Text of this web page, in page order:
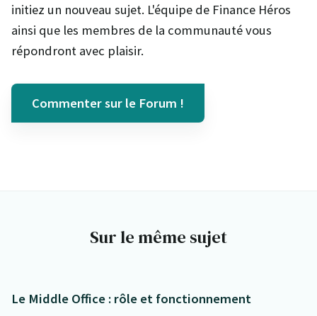
initiez un nouveau sujet. L'équipe de Finance Héros
ainsi que les membres de la communauté vous
répondront avec plaisir.
Commenter sur le Forum !
Sur le même sujet
Le Middle Office : rôle et fonctionnement